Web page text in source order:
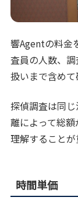
響Agentの料金
査員の人数、
扱いまで含めて
探偵調査は同
離によって総
理解することが
時間単価